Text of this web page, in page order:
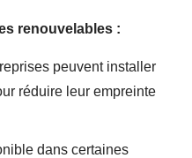
renouvelables :
peuvent installer
réduire leur empreinte
dans certaines